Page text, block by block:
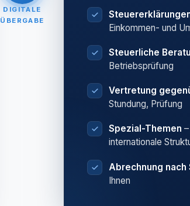
DIGITALE
ÜBERGABE
Einkommen- und
Steuerliche
Betriebsprüfung
Vertretung
Stundung, Prüfung
Spezial-Themen
internationale
Abrechnung nach
Ihnen